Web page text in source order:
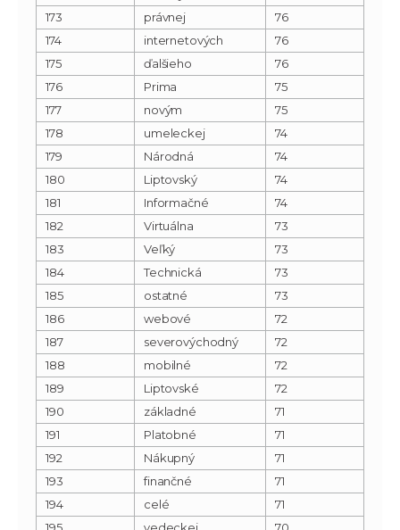
173
právnej
76
174
internetových
76
175
ďalšieho
76
176
Prima
75
177
novým
75
178
umeleckej
74
179
Národná
74
180
Liptovský
74
181
Informačné
74
182
Virtuálna
73
183
Veľký
73
184
Technická
73
185
ostatné
73
186
webové
72
187
severovýchodný
72
188
mobilné
72
189
Liptovské
72
190
základné
71
191
Platobné
71
192
Nákupný
71
193
finančné
71
194
celé
71
195
vedeckej 70